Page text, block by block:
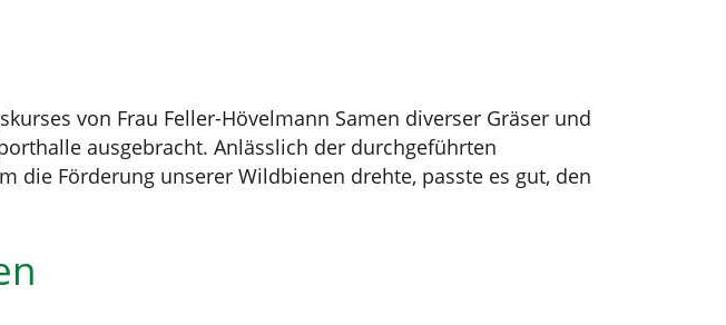
von Frau Feller-Hövelmann Samen diverser Gräser und
ausgebracht. Anlässlich der durchgeführten
die Förderung unserer Wildbienen drehte, passte es gut, den